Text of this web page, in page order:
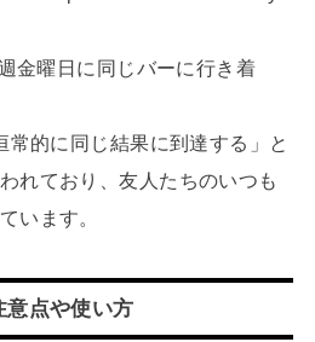
金曜日に同じバーに行き着
常的に同じ結果に到達する」と
れており、友人たちのいつも
います。
意点や使い方